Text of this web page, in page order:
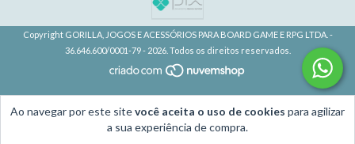
Ao navegar por este sitevocê aceita o uso de cookies para agilizar
a sua experiência de compra.
Copyright GORILLA, JOGOS E ACESSÓRIOS PARA BOARD GAME E RPG LTDA. -
36.646.600/0001-79 - 2026. Todos os direitos reservados.